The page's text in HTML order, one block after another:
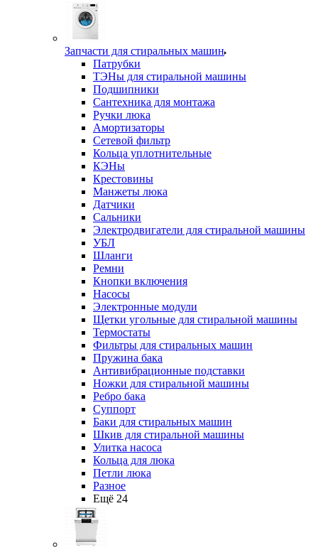
Запчасти для стиральных машин
Патрубки
ТЭНы для стиральной машины
Подшипники
Сантехника для монтажа
Ручки люка
Амортизаторы
Сетевой фильтр
Кольца уплотнительные
КЭНы
Крестовины
Манжеты люка
Датчики
Сальники
Электродвигатели для стиральной машины
УБЛ
Шланги
Ремни
Кнопки включения
Насосы
Электронные модули
Щетки угольные для стиральной машины
Термостаты
Фильтры для стиральных машин
Пружина бака
Антивибрационные подставки
Ножки для стиральной машины
Ребро бака
Суппорт
Баки для стиральных машин
Шкив для стиральной машины
Улитка насоса
Кольца для люка
Петли люка
Разное
Ещё 24